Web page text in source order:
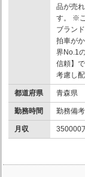
品が売
す。 ※
ブラン
拍車が
界No.1
信頼】
考慮し
都道府県 青森県
勤務時間 勤務備
月収 350000